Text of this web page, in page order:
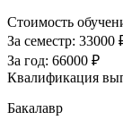
Стоимость
За семестр: 33000
За год: 66000 ₽
Квалификация
Бакалавр